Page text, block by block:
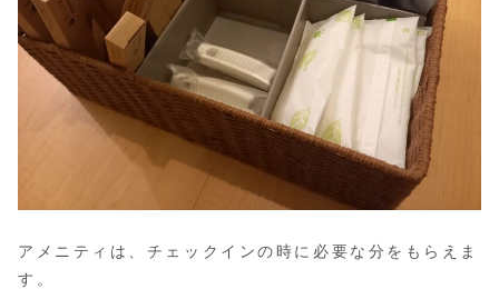
アメニティは、チェックインの時に必要な分をもらえま
す。